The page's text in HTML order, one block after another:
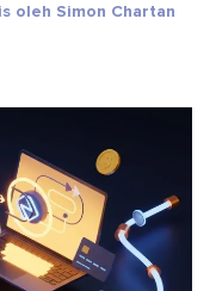
oleh Simon Chartan